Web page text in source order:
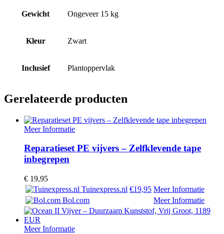
Gewicht Ongeveer 15 kg
Kleur Zwart
Inclusief Plantoppervlak
Gerelateerde producten
Meer Informatie
Reparatieset PE vijvers – Zelfklevende tape
inbegrepen
€ 19,95
Tuinexpress.nl €19,95 Meer Informatie
Bol.com
Meer Informatie
Meer Informatie